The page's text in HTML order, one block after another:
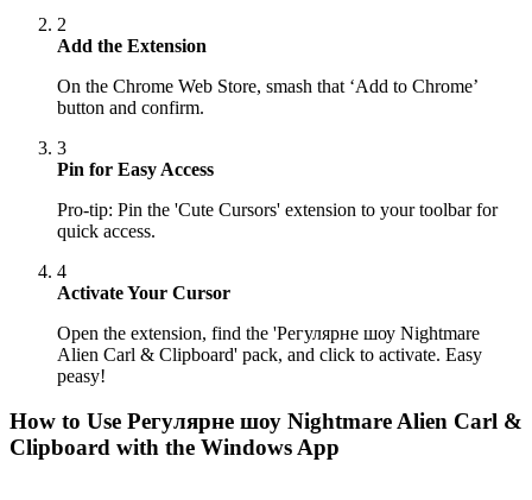
2
Add the Extension
On the Chrome Web Store, smash that ‘Add to Chrome’
button and confirm.
3
Pin for Easy Access
Pro-tip: Pin the 'Cute Cursors' extension to your toolbar for
quick access.
4
Activate Your Cursor
Open the extension, find the 'Регулярне шоу Nightmare
Alien Carl & Clipboard' pack, and click to activate. Easy
peasy!
How to Use Регулярне шоу Nightmare Alien Carl &
Clipboard with the Windows App